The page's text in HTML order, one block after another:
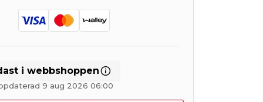
i webbshoppen
9 aug 2026 06:00